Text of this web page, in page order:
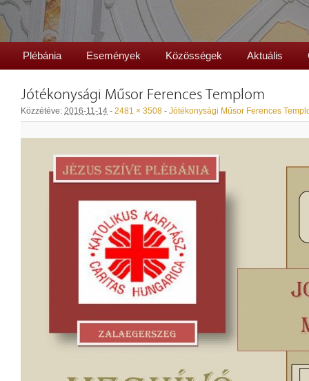
Plébánia Események Közösségek Aktuális
Jótékonysági Műsor Ferences Templom
Közzétéve: 2016-11-14 - 2481 × 3508 - Jótékonysági Műsor Ferences